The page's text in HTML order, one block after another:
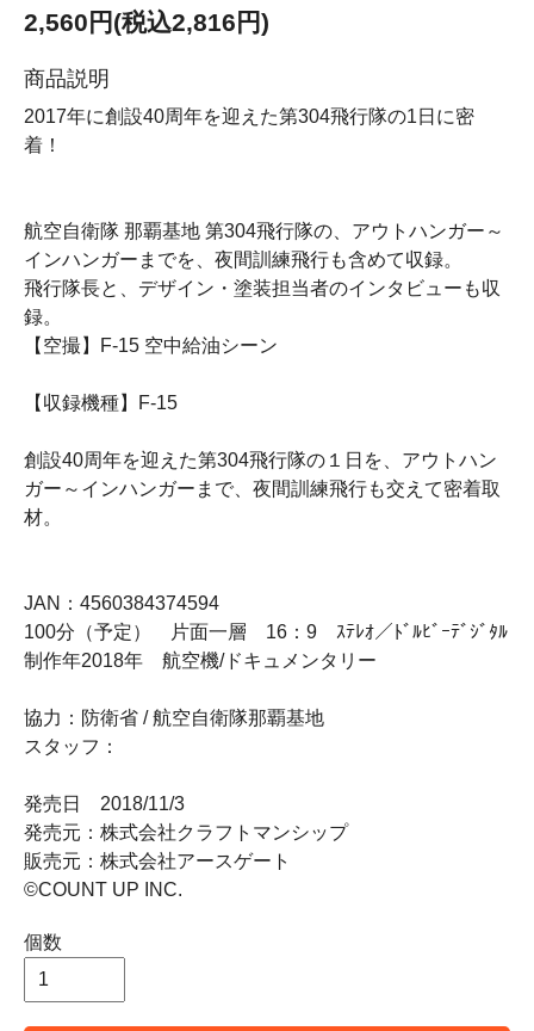
2,560円(税込2,816円)
商品説明
2017年に創設40周年を迎えた第304飛行隊の1日に密
着！
航空自衛隊 那覇基地 第304飛行隊の、アウトハンガー～
インハンガーまでを、夜間訓練飛行も含めて収録。
飛行隊長と、デザイン・塗装担当者のインタビューも収
録。
【空撮】F-15 空中給油シーン
【収録機種】F-15
創設40周年を迎えた第304飛行隊の１日を、アウトハン
ガー～インハンガーまで、夜間訓練飛行も交えて密着取
材。
JAN：4560384374594
100分（予定） 片面一層 16：9 ｽﾃﾚｵ／ﾄﾞﾙﾋﾞｰﾃﾞｼﾞﾀﾙ
制作年2018年 航空機/ドキュメンタリー
協力：防衛省 / 航空自衛隊那覇基地
スタッフ：
発売日 2018/11/3
発売元：株式会社クラフトマンシップ
販売元：株式会社アースゲート
©COUNT UP INC.
個数